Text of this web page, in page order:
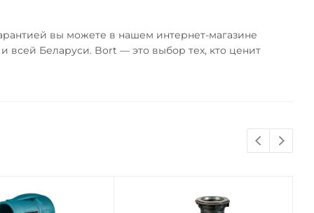
вы можете в нашем интернет-магазине
всей Беларуси. Bort — это выбор тех, кто ценит